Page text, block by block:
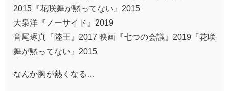
2015『花咲舞が黙ってない』2015
大泉洋『ノーサイド』2019
音尾琢真『陸王』2017 映画『七つの会議』2019『花咲
舞が黙ってない』2015
なんか胸が熱くなる…